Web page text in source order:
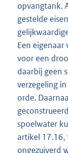
opvangtank.
gestelde
Een
voor een
daarbij geen
verzegeling
orde.
spoelwater
artikel 17.16,
ongezuiverd